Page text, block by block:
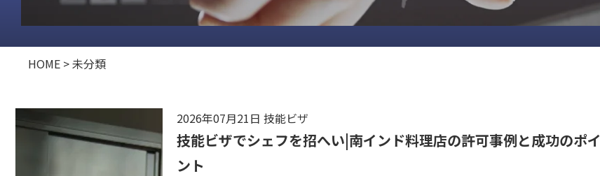
HOME >未分類
2026年07月21日 技能ビザ
技能ビザでシェフを招へい|南インド料理店の許可事例と成功のポイ
ント